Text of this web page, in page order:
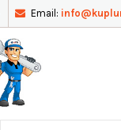
Email: